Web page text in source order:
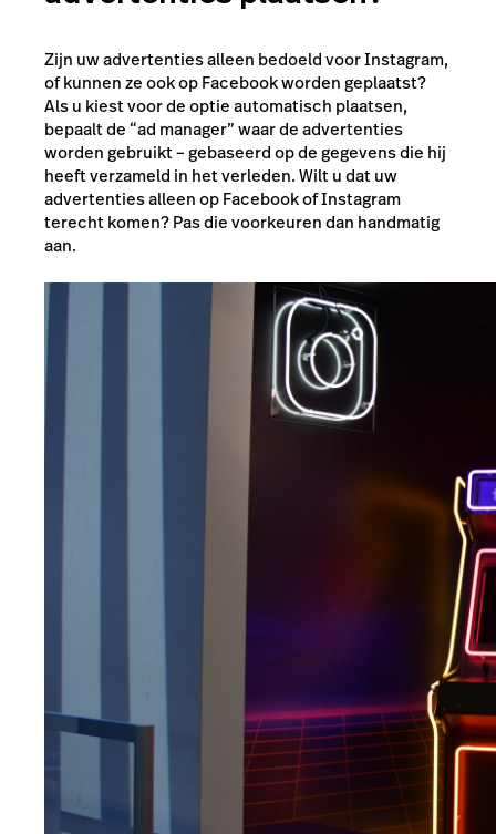
Zijn uw advertenties alleen bedoeld voor Instagram,
of kunnen ze ook op Facebook worden geplaatst?
Als u kiest voor de optie automatisch plaatsen,
bepaalt de “ad manager” waar de advertenties
worden gebruikt – gebaseerd op de gegevens die hij
heeft verzameld in het verleden. Wilt u dat uw
advertenties alleen op Facebook of Instagram
terecht komen? Pas die voorkeuren dan handmatig
aan.